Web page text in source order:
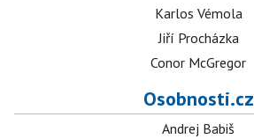
Karlos Vémola
Jiří Procházka
Conor McGregor
Osobnosti.cz
Andrej Babiš